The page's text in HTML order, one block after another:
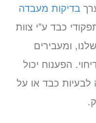
בדיקות מעבדה
כבד ע”י צוות
ומעבירים
הפענוח יכול
לבעיות כבד או על